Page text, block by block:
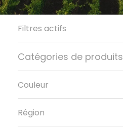
Filtres actifs
Catégories de produits
Couleur
Région